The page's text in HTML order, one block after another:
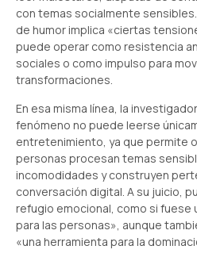
con temas socialmente
de humor implica «ciertas
puede operar como resistencia
sociales o como impulso para
transformaciones.
En esa misma línea, la
fenómeno no puede leerse
entretenimiento, ya que permite
personas procesan temas
incomodidades y construyen
conversación digital. A su juicio,
refugio emocional, como si fuese
para las personas», aunque
«una herramienta para la